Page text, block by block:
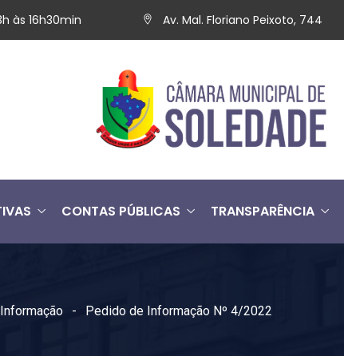
às 16h30min Av. Mal. Floriano Peixoto, 744
CONTAS PÚBLICAS TRANSPARÊNCIA
Pedido de Informação Nº 4/2022